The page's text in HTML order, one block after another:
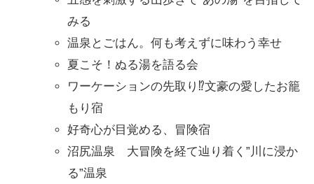
みる
温泉とごはん。何も考えずに味わう幸せ
夏こそ！ぬる湯を語る会
ワーケーションの先取り⁉文豪の愛したお籠
もり宿
好奇心が目覚める、冒険宿
沼尻温泉 大冒険を経て辿り着く”川に浸か
る”温泉